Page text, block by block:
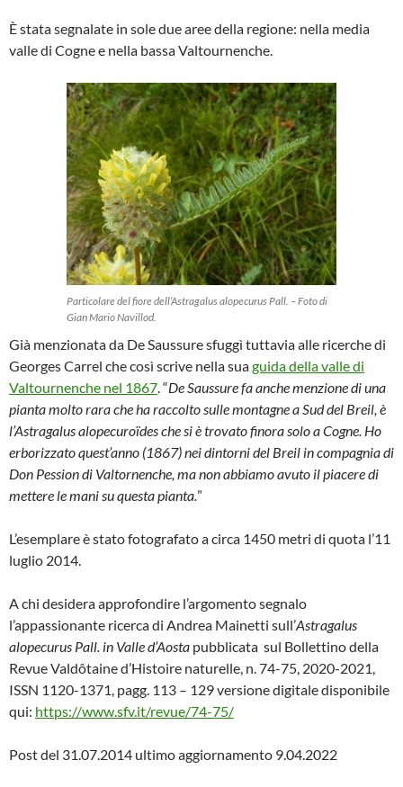
È stata segnalate in sole due aree della regione: nella media
valle di Cogne e nella bassa Valtournenche.
Particolare del fiore dell’Astragalus alopecurus Pall. – Foto di
Gian Mario Navillod.
Già menzionata da De Saussure sfuggì tuttavia alle ricerche di
Georges Carrel che così scrive nella suaguida della valle di
Valtournenche nel 1867. “De Saussure fa anche menzione di una
pianta molto rara che ha raccolto sulle montagne a Sud del Breil, è
l’Astragalus alopecuroïdes che si è trovato finora solo a Cogne. Ho
erborizzato quest’anno (1867) nei dintorni del Breil in compagniadi
Don Pession di Valtornenche, ma non abbiamo avuto il piacere di
mettere le mani su questa pianta.”
L’esemplare è stato fotografato a circa 1450 metri di quota l’11
luglio 2014.
A chi desidera approfondire l’argomento segnalo
l’appassionante ricerca di Andrea Mainetti sull’Astragalus
alopecurus Pall. in Valle d’Aosta pubblicata sul Bollettino della
Revue Valdôtaine d’Histoire naturelle, n. 74-75, 2020-2021,
ISSN 1120-1371, pagg. 113 – 129 versione digitale disponibile
qui: https://www.sfv.it/revue/74-75/
Post del 31.07.2014 ultimo aggiornamento 9.04.2022